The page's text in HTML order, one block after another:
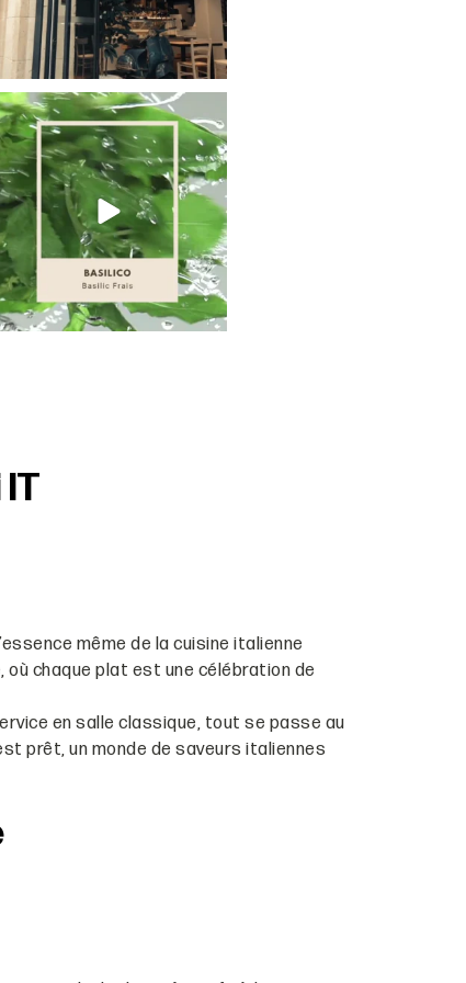
22 2
même de la cuisine italienne
où chaque plat est une célébration de
en salle classique, tout se passe au
prêt, un monde de saveurs italiennes